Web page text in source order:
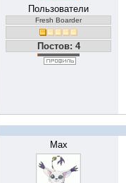
Пользователи
Fresh Boarder
Постов: 4
Max